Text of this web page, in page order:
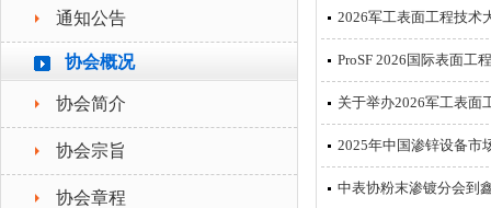
通知公告
协会概况
协会简介
协会宗旨
协会章程
2026军工表面工程技术
ProSF 2026国际表面工
关于举办2026军工表面
2025年中国渗锌设备市
中表协粉末渗镀分会到